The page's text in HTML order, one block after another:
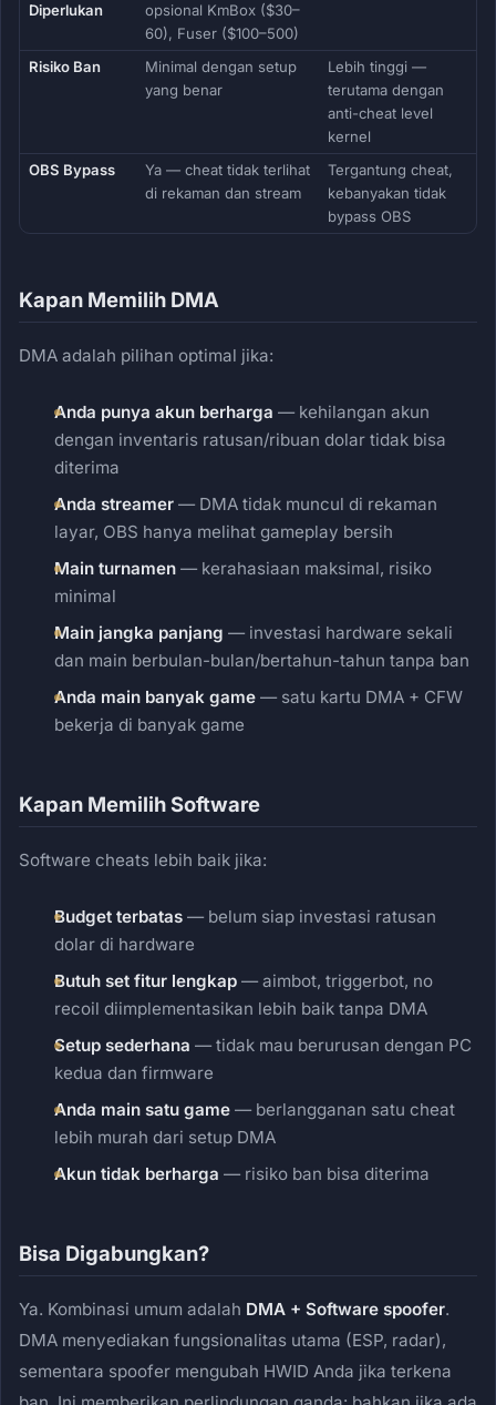
Diperlukan
opsional KmBox ($30–
60), Fuser ($100–500)
Risiko Ban
Minimal dengan setup
yang benar
Lebih tinggi —
terutama dengan
anti-cheat level
kernel
OBS Bypass
Ya — cheat tidak terlihat
di rekaman dan stream
Tergantung cheat,
kebanyakan tidak
bypass OBS
Kapan Memilih DMA
DMA adalah pilihan optimal jika:
Anda punya akun berharga — kehilangan akun
dengan inventaris ratusan/ribuan dolar tidak bisa
diterima
Anda streamer — DMA tidak muncul di rekaman
layar, OBS hanya melihat gameplay bersih
Main turnamen — kerahasiaan maksimal, risiko
minimal
Main jangka panjang — investasi hardware sekali
dan main berbulan-bulan/bertahun-tahun tanpa ban
Anda main banyak game — satu kartu DMA + CFW
bekerja di banyak game
Kapan Memilih Software
Software cheats lebih baik jika:
Budget terbatas — belum siap investasi ratusan
dolar di hardware
Butuh set fitur lengkap — aimbot, triggerbot, no
recoil diimplementasikan lebih baik tanpa DMA
Setup sederhana — tidak mau berurusan dengan PC
kedua dan firmware
Anda main satu game — berlangganan satu cheat
lebih murah dari setup DMA
Akun tidak berharga — risiko ban bisa diterima
Bisa Digabungkan?
Ya. Kombinasi umum adalah DMA + Software spoofer.
DMA menyediakan fungsionalitas utama (ESP, radar),
sementara spoofer mengubah HWID Anda jika terkena